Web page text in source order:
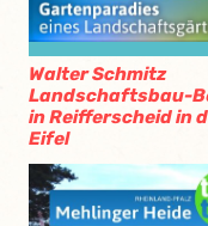
Walter Schmitz
Landschaftsbau-
in Reifferscheid in
Eifel